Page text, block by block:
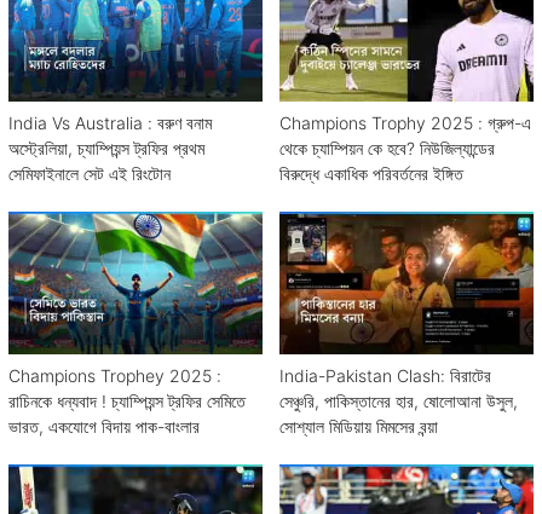
India Vs Australia : বরুণ বনাম
অস্ট্রেলিয়া, চ্যাম্পিয়ন্স ট্রফির প্রথম
সেমিফাইনালে সেট এই রিংটোন
Champions Trophy 2025 : গ্রুপ-এ
থেকে চ্যাম্পিয়ন কে হবে? নিউজিল্যান্ডের
বিরুদ্ধে একাধিক পরিবর্তনের ইঙ্গিত
Champions Trophey 2025 :
রাচিনকে ধন্যবাদ ! চ্যাম্পিয়ন্স ট্রফির সেমিতে
ভারত, একযোগে বিদায় পাক-বাংলার
India-Pakistan Clash: বিরাটের
সেঞ্চুরি, পাকিস্তানের হার, ষোলোআনা উসুল,
সোশ্যাল মিডিয়ায় মিমসের বন্য়া